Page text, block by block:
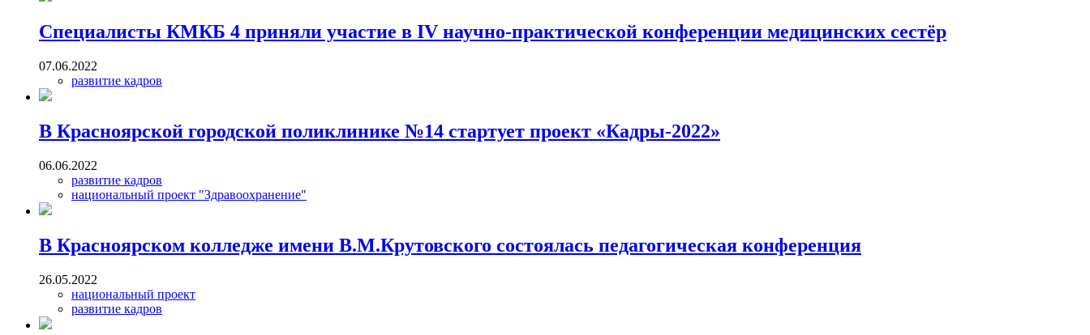
Специалисты КМКБ 4 приняли участие в IV научно-практической конференции медицинских сестёр
07.06.2022
развитие кадров
В Красноярской городской поликлинике №14 стартует проект «Кадры-2022»
06.06.2022
развитие кадров
национальный проект "Здравоохранение"
В Красноярском колледже имени В.М.Крутовского состоялась педагогическая конференция
26.05.2022
национальный проект
развитие кадров